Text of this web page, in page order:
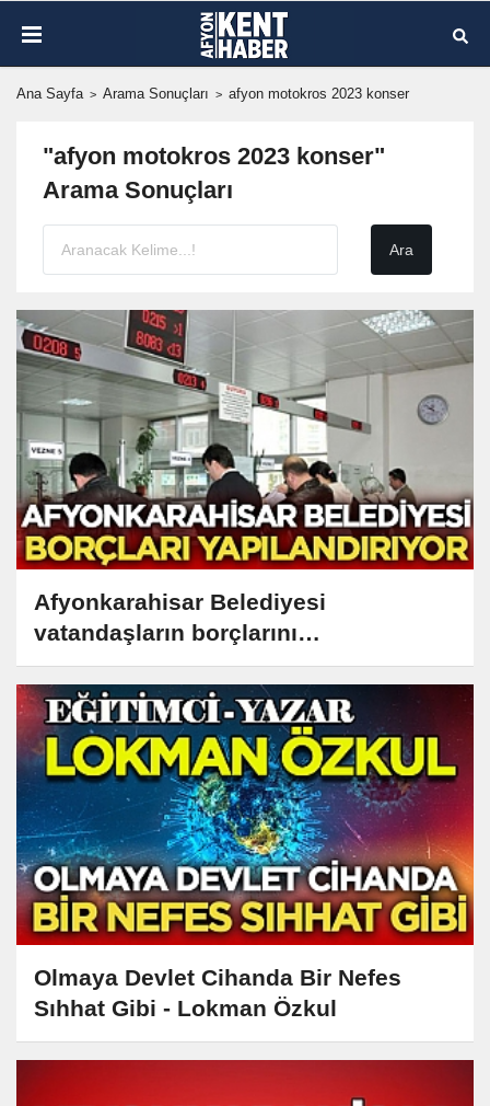
Ana Sayfa Arama Sonuçları afyon motokros 2023 konser
"afyon motokros 2023 konser"
Arama Sonuçları
Afyonkarahisar Belediyesi
vatandaşların borçlarını
yapılandırıyor
Olmaya Devlet Cihanda Bir Nefes
Sıhhat Gibi - Lokman Özkul